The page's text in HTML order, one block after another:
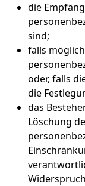
die
sind;
falls
oder, falls
die
das
Löschung